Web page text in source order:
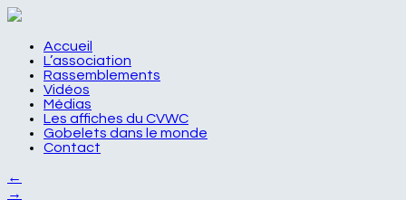
Accueil
L’association
Rassemblements
Vidéos
Médias
Les affiches du CVWC
Gobelets dans le monde
Contact
←
→